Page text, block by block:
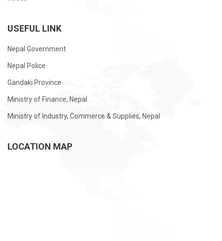
USEFUL LINK
Nepal Government
Nepal Police
Gandaki Province
Ministry of Finance, Nepal
Ministry of Industry, Commerce & Supplies, Nepal
LOCATION MAP